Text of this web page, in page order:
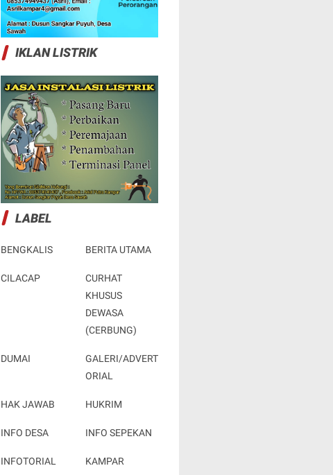
IKLAN LISTRIK
LABEL
BENGKALIS BERITA UTAMA
CILACAP
CURHAT
KHUSUS
DEWASA
(CERBUNG)
DUMAI
GALERI/ADVERT
ORIAL
HAK JAWAB HUKRIM
INFO DESA INFO SEPEKAN
INFOTORIAL KAMPAR